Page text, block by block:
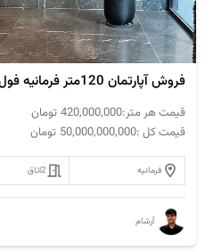
فروش آپارتمان 120متر فرمانیه فول مشاعات
قیمت هر متر:420,000,000 تومان
قیمت کل :50,000,000,000 تومان
فرمانیه 2اتاق
آرشام